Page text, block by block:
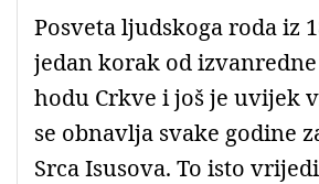
Posveta ljudskoga roda iz
jedan korak od
hodu Crkve i još je uvijek
se obnavlja svake godine
Srca Isusova. To isto